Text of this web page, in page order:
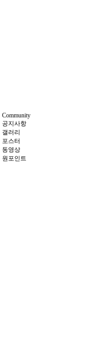
Community
공지사항
갤러리
포스터
동영상
원포인트